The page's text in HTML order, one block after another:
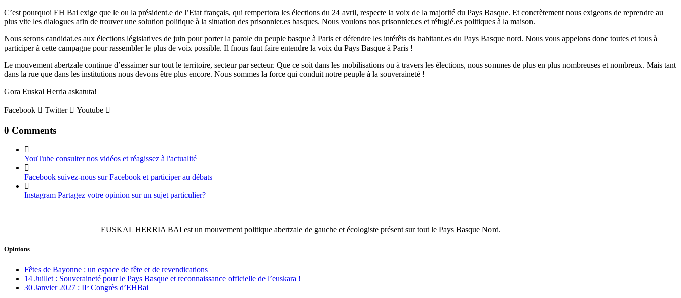
C’est pourquoi EH Bai exige que le ou la président.e de l’Etat français, qui rempertora les élections du 24 avril, respecte la voix de la majorité du Pays Basque. Et concrètement nous exigeons de reprendre au
plus vite les dialogues afin de trouver une solution politique à la situation des prisonnier.es basques. Nous voulons nos prisonnier.es et réfugié.es politiques à la maison.
Nous serons candidat.es aux élections législatives de juin pour porter la parole du peuple basque à Paris et défendre les intérêts ds habitant.es du Pays Basque nord. Nous vous appelons donc toutes et tous à
participer à cette campagne pour rassembler le plus de voix possible. Il fnous faut faire entendre la voix du Pays Basque à Paris !
Le mouvement abertzale continue d’essaimer sur tout le territoire, secteur par secteur. Que ce soit dans les mobilisations ou à travers les élections, nous sommes de plus en plus nombreuses et nombreux. Mais tant
dans la rue que dans les institutions nous devons être plus encore. Nous sommes la force qui conduit notre peuple à la souveraineté !
Gora Euskal Herria askatuta!
Facebook Twitter Youtube
0 Comments
YouTube consulter nos vidéos et réagissez à l'actualité
Facebook suivez-nous sur Facebook et participer au débats
Instagram Partagez votre opinion sur un sujet particulier?
EUSKAL HERRIA BAI est un mouvement politique abertzale de gauche et écologiste présent sur tout le Pays Basque Nord.
Opinions
Fêtes de Bayonne : un espace de fête et de revendications
14 Juillet : Souveraineté pour le Pays Basque et reconnaissance officielle de l’euskara !
30 Janvier 2027 : IIᵉ Congrès d’EHBai